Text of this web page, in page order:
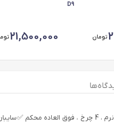
تومان
D9
21,500,000
ها
✅قاب آلمینیومی سبک ✅بدنه فوق العاده زیبا ، جم شو سریع و آسان ✅قفل خودکار